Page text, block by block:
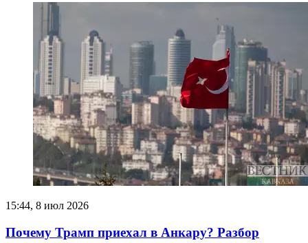
15:44, 8 июл 2026
Почему Трамп приехал в Анкару? Разбор